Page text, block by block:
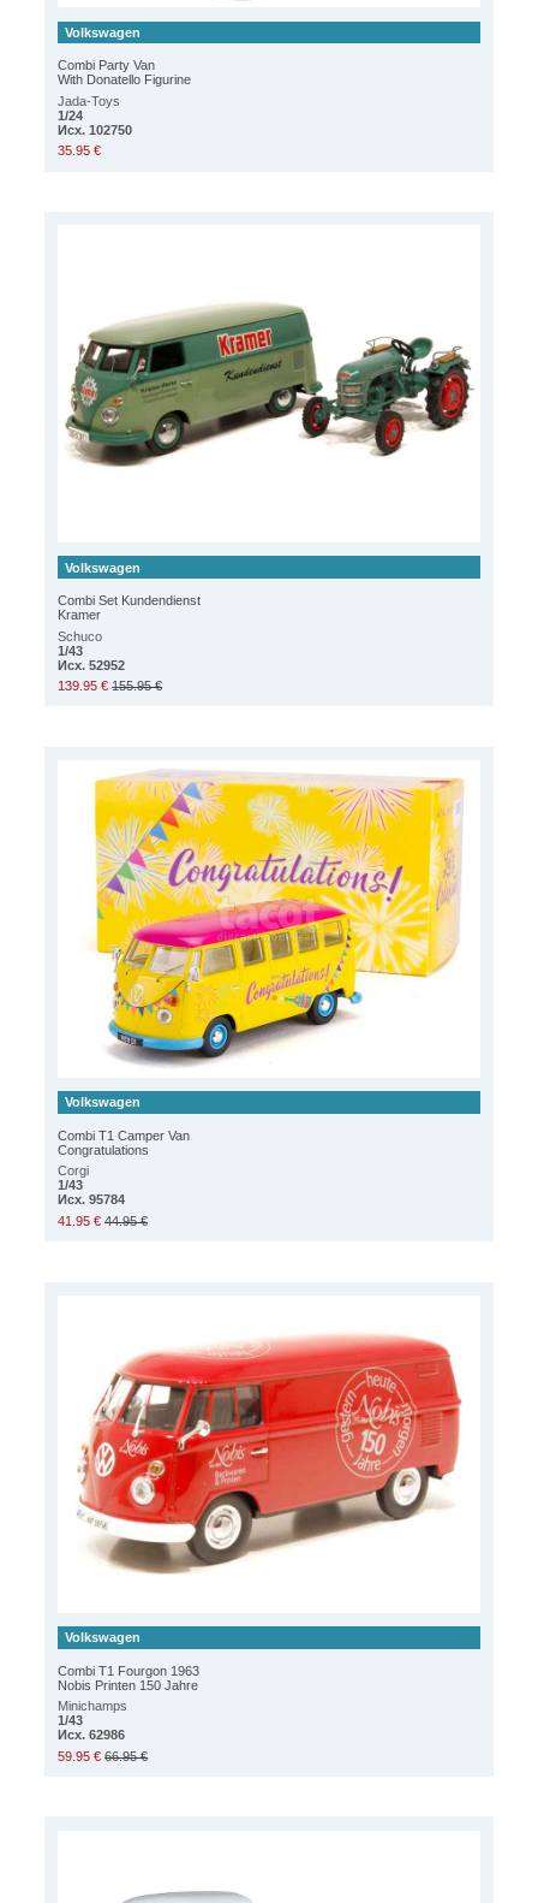
Volkswagen
Combi Party Van
With Donatello Figurine
Jada-Toys
1/24
Исх. 102750
35.95 €
Volkswagen
Combi Set Kundendienst
Kramer
Schuco
1/43
Исх. 52952
139.95 € 155.95 €
Volkswagen
Combi T1 Camper Van
Congratulations
Corgi
1/43
Исх. 95784
41.95 € 44.95 €
Volkswagen
Combi T1 Fourgon 1963
Nobis Printen 150 Jahre
Minichamps
1/43
Исх. 62986
59.95 € 66.95 €